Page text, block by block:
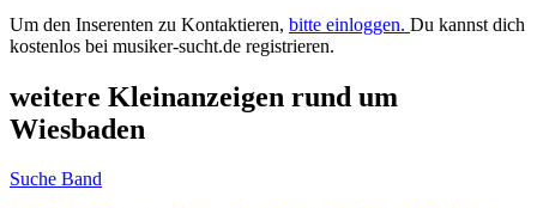
Um den Inserenten zu Kontaktieren, bitte einloggen. Du kannst dich
kostenlos bei musiker-sucht.de registrieren.
weitere Kleinanzeigen rund um
Wiesbaden
Suche Band